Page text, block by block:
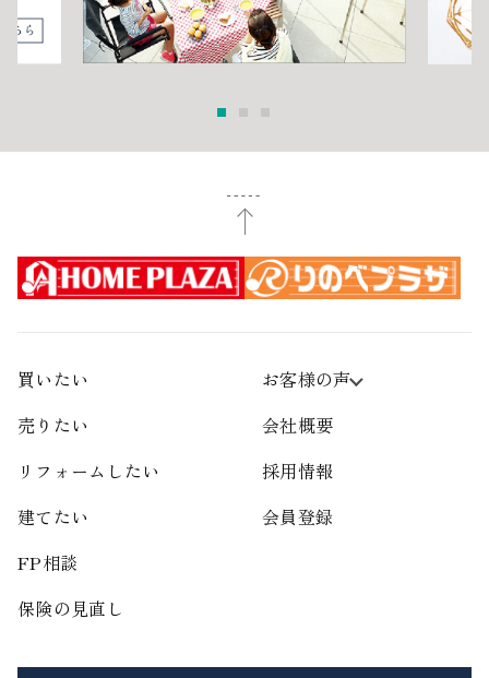
買いたい
売りたい
リフォームしたい
建てたい
FP相談
保険の見直し
お客様の声
会社概要
採用情報
会員登録